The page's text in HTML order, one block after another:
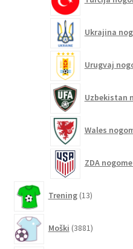
Ukrajina
Urugvaj
Uzbekistan
Wales
ZDA
Trening 13izdelkov
Moški 3881izdelkov